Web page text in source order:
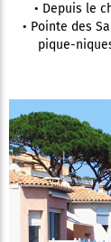
• Depuis le
• Pointe des
pique-